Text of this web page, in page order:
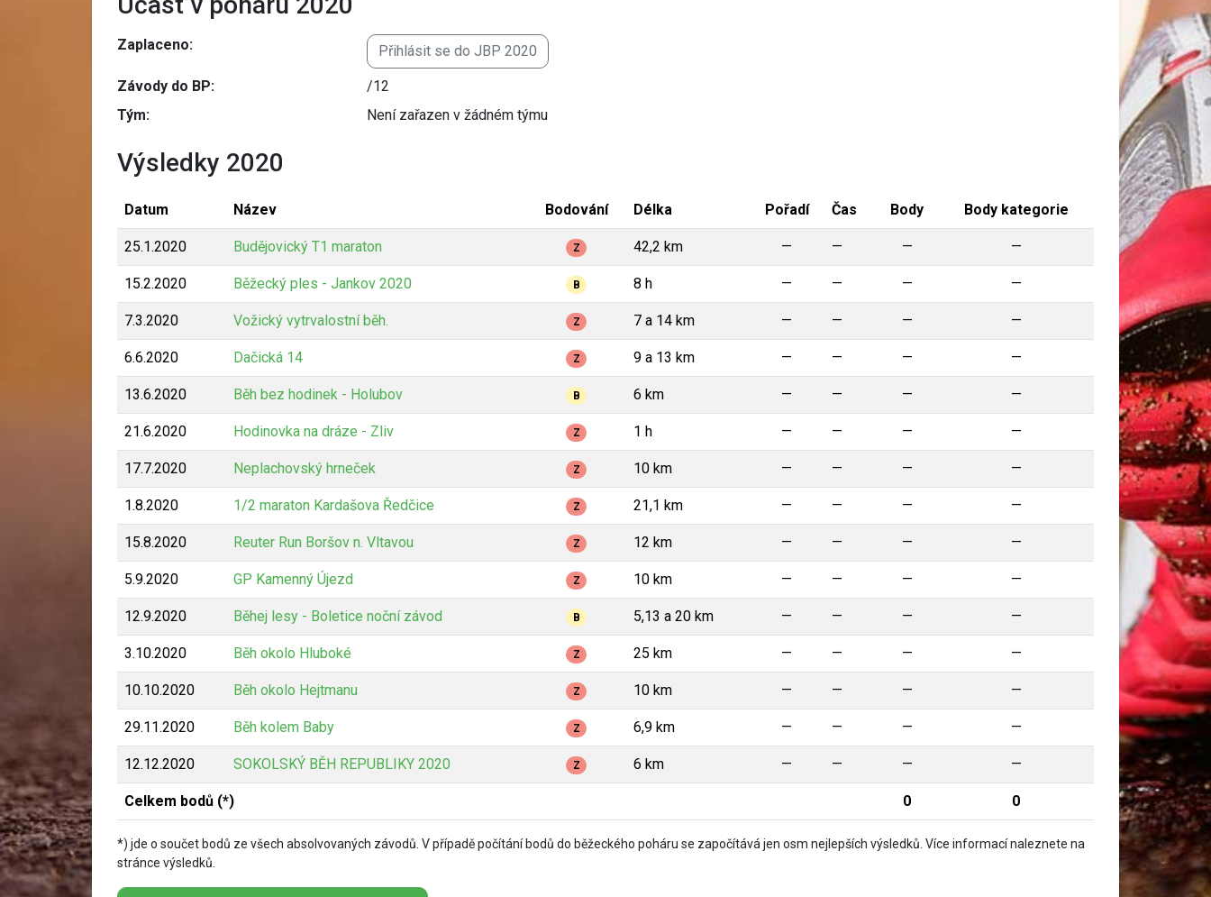
Zaplaceno: Přihlásit se do JBP 2020
Závody do BP:
/12
Tým:
Není zařazen v žádném týmu
Výsledky 2020
Datum Název Bodování Délka Pořadí Čas Body Body kategorie
25.1.2020 Budějovický T1 maraton Z 42,2 km — — — —
15.2.2020 Běžecký ples - Jankov 2020 B 8 h — — — —
7.3.2020 Vožický vytrvalostní běh. Z 7 a 14 km — — — —
6.6.2020 Dačická 14 Z 9 a 13 km — — — —
13.6.2020 Běh bez hodinek - Holubov B 6 km — — — —
21.6.2020 Hodinovka na dráze - Zliv Z 1 h — — — —
17.7.2020 Neplachovský hrneček Z 10 km — — — —
1.8.2020 1/2 maraton Kardašova Ředčice Z 21,1 km — — — —
15.8.2020 Reuter Run Boršov n. Vltavou Z 12 km — — — —
5.9.2020 GP Kamenný Újezd Z 10 km — — — —
12.9.2020 Běhej lesy - Boletice noční závod B 5,13 a 20 km — — — —
3.10.2020 Běh okolo Hluboké Z 25 km — — — —
10.10.2020 Běh okolo Hejtmanu Z 10 km — — — —
29.11.2020 Běh kolem Baby Z 6,9 km — — — —
12.12.2020 SOKOLSKÝ BĚH REPUBLIKY 2020 Z 6 km — — — —
Celkem bodů (*) 0 0
*) jde o součet bodů ze všech absolvovaných závodů. V případě počítání bodů do běžeckého poháru se započítává jen osm nejlepších výsledků. Více informací naleznete na
stránce výsledků.